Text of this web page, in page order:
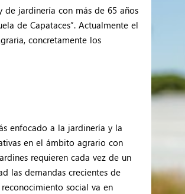
de jardinería con más de 65 años
de Capataces”. Actualmente el
concretamente los
enfocado a la jardinería y la
en el ámbito agrario con
requieren cada vez de un
las demandas crecientes de
social va en